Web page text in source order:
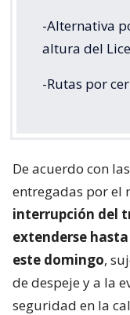
-Alternativa
altura del
-Rutas por
De acuerdo con
entregadas por el
interrupción del
extenderse
este domingo,
de despeje y a la
seguridad en la